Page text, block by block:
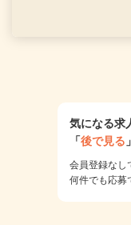
気になる求
「後で見る
会員登録なし
何件でも応募